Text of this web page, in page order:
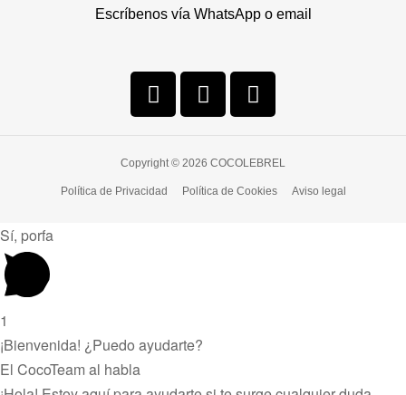
Escríbenos vía WhatsApp o email
Copyright © 2026 COCOLEBREL
Política de Privacidad Política de Cookies Aviso legal
Sí, porfa
1
¡Bienvenida! ¿Puedo ayudarte?
El CocoTeam al habla